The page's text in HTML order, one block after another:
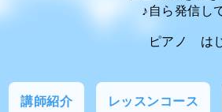
♪自ら発信し
ピアノ は
講師紹介 レッスンコース